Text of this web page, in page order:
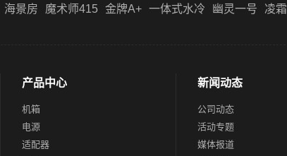
海景房 魔术师415 金牌A+ 一体式水冷 幽灵一号 凌霜
产品中心
机箱
电源
适配器
新闻动态
公司动态
活动专题
媒体报道